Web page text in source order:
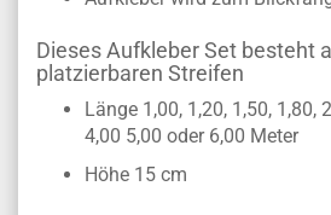
Dieses Aufkleber Set besteht
platzierbaren Streifen
Länge 1,00, 1,20, 1,50, 1,80,
4,00 5,00 oder 6,00 Meter
Höhe 15 cm